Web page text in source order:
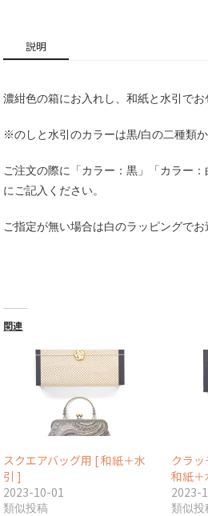
和
＋
引
]
説明
濃紺色の箱にお入れし、和紙と水引でお
※のしと水引のカラーは黒/白の二種類か
ご注文の際に「カラー：黒」「カラー
にご記入ください。
ご指定が無い場合は白のラッピングでお
関連
スクエアバッグ用 [ 和紙＋水
引 ]
2023-10-01
類似投稿
クラ
和紙＋
2023-
類似投